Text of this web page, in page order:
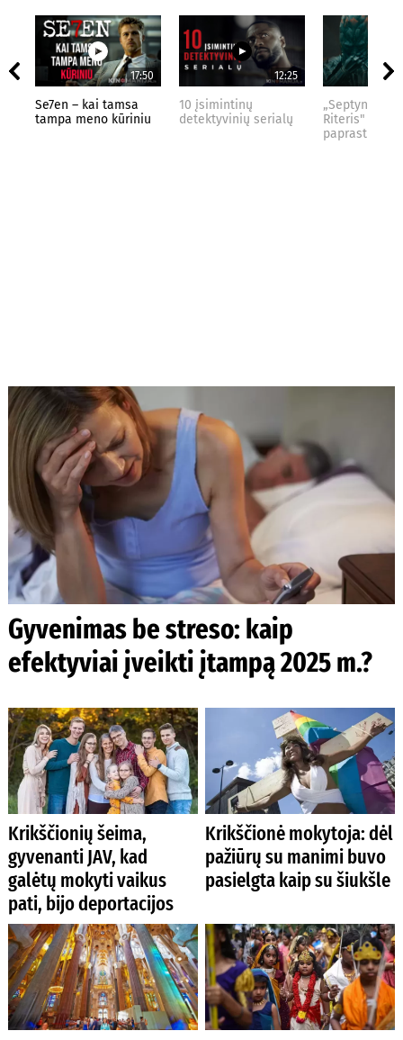
17:50
Se7en – kai tamsa
tampa meno kūriniu
12:25
10 įsimintinų
detektyvinių serialų
„Septynių
Riteris" – kai
paprastumas
Gyvenimas be streso: kaip
efektyviai įveikti įtampą 2025 m.?
Krikščionių šeima,
gyvenanti JAV, kad
galėtų mokyti vaikus
pati, bijo deportacijos
Krikščionė mokytoja: dėl
pažiūrų su manimi buvo
pasielgta kaip su šiukšle